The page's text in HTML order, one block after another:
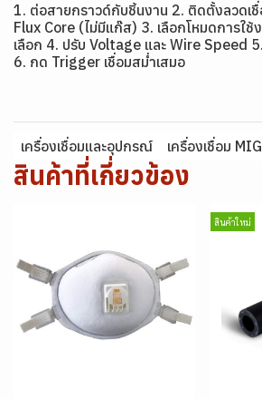
1. ต่อสายกราวด์กับชิ้นงาน 2. ติดตั้งลวดเ
Flux Core (ไม่มีแก๊ส) 3. เลือกโหมดการใช้
เลือก 4. ปรับ Voltage และ Wire Speed
6. กด Trigger เชื่อมสม่ำเสมอ
เครื่องเชื่อมและอุปกรณ์ เครื่องเชื่อม MIG
สินค้าที่เกี่ยวข้อง
สินค้าใหม่